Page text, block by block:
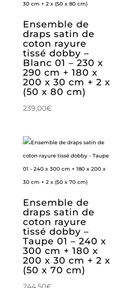
Ensemble de
draps satin de
coton rayure
tissé dobby –
Blanc 01 – 230 x
290 cm + 180 x
200 x 30 cm + 2 x
(50 x 80 cm)
239,00€
Ensemble de
draps satin de
coton rayure
tissé dobby –
Taupe 01 – 240 x
300 cm + 180 x
200 x 30 cm + 2 x
(50 x 70 cm)